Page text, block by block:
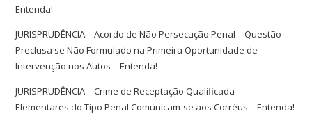
Entenda!
JURISPRUDÊNCIA – Acordo de Não Persecução Penal – Questão
Preclusa se Não Formulado na Primeira Oportunidade de
Intervenção nos Autos – Entenda!
JURISPRUDÊNCIA – Crime de Receptação Qualificada –
Elementares do Tipo Penal Comunicam-se aos Corréus – Entenda!